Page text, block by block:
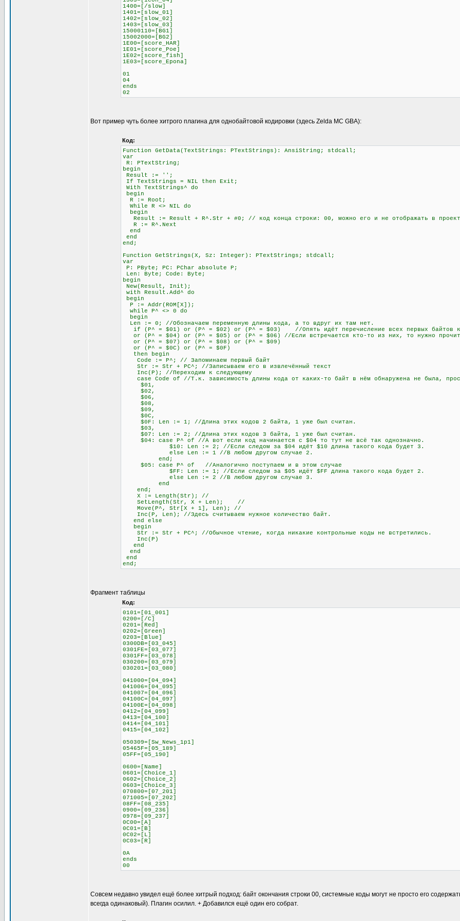
1400=[/slow]
1401=[slow_01]
1402=[slow_02]
1403=[slow_03]
15000110=[BG1]
15002000=[BG2]
1E00=[score_HAR]
1E01=[score_Poe]
1E02=[score_fish]
1E03=[score_Epona]
01
04
ends
02
Вот пример чуть более хитрого плагина для однобайтовой кодировки (здесь Zelda MC GBA):
Код:
Function GetData(TextStrings: PTextStrings): AnsiString; stdcall;
var
R: PTextString;
begin
Result := '';
If TextStrings = NIL then Exit;
With TextStrings^ do
begin
R := Root;
While R <> NIL do
begin
Result := Result + R^.Str + #0; // код конца строки: 00, можно его и не отображать в
R := R^.Next
end
end
end;
Function GetStrings(X, Sz: Integer): PTextStrings; stdcall;
var
P: PByte; PC: PChar absolute P;
Len: Byte; Code: Byte;
begin
New(Result, Init);
with Result.Add^ do
begin
P := Addr(ROM[X]);
while P^ <> 0 do
begin
Len := 0; //Обозначаем переменную длины кода, а то вдруг их там нет.
if (P^ = $01) or (P^ = $02) or (P^ = $03) //Опять идёт перечисление всех первых байтов
or (P^ = $04) or (P^ = $05) or (P^ = $06) //Если встречается кто-то из них, то нужно
or (P^ = $07) or (P^ = $08) or (P^ = $09)
or (P^ = $0C) or (P^ = $0F)
then begin
Code := P^; // Запоминаем первый байт
Str := Str + PC^; //Записываем его в извлечённый текст
Inc(P); //Переходим к следующему
case Code of //Т.к. зависимость длины кода от каких-то байт в нём обнаружена не была,
$01,
$02,
$06,
$08,
$09,
$0C,
$0F: Len := 1; //Длина этих кодов 2 байта, 1 уже был считан.
$03,
$07: Len := 2; //Длина этих кодов 3 байта, 1 уже был считан.
$04: case P^ of //А вот если код начинается с $04 то тут не всё так однозначно.
$10: Len := 2; //Если следом за $04 идёт $10 длина такого кода будет 3.
else Len := 1 //В любом другом случае 2.
end;
$05: case P^ of //Аналогично поступаем и в этом случае
$FF: Len := 1; //Если следом за $05 идёт $FF длина такого кода будет 2.
else Len := 2 //В любом другом случае 3.
end
end;
X := Length(Str); //
SetLength(Str, X + Len); //
Move(P^, Str[X + 1], Len); //
Inc(P, Len); //Здесь считываем нужное количество байт.
end else
begin
Str := Str + PC^; //Обычное чтение, когда никакие контрольные коды не встретились.
Inc(P)
end
end
end
end;
Фрагмент таблицы
Код:
0101=[01_001]
0200=[/C]
0201=[Red]
0202=[Green]
0203=[Blue]
0300DB=[03_045]
0301FE=[03_077]
0301FF=[03_078]
030200=[03_079]
030201=[03_080]
041000=[04_094]
041006=[04_095]
041007=[04_096]
04100C=[04_097]
04100E=[04_098]
0412=[04_099]
0413=[04_100]
0414=[04_101]
0415=[04_102]
050309=[Sw_News_1p1]
05465F=[05_189]
05FF=[05_190]
0600=[Name]
0601=[Choice_1]
0602=[Choice_2]
0603=[Choice_3]
070800=[07_201]
071005=[07_202]
08FF=[08_235]
0900=[09_236]
0978=[09_237]
0C00=[A]
0C01=[B]
0C02=[L]
0C03=[R]
0A
ends
00
Совсем недавно увидел ещё более хитрый подход: байт окончания строки 00, системные коды могут не просто его
всегда одинаковый). Плагин осилил. + Добавился ещё один его собрат.